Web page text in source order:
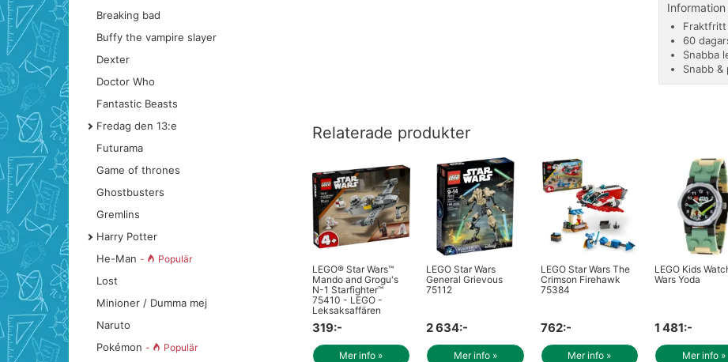
Breaking bad
Buffy the vampire slayer
Dexter
Doctor Who
Fantastic Beasts
Fredag den 13:e
Futurama
Game of thrones
Ghostbusters
Gremlins
Harry Potter
He-Man - Populär
Lost
Minioner / Dumma mej
Naruto
Pokémon - Populär
60
Snabba
Snabb &
Relaterade produkter
LEGO® Star Wars™
Mando and Grogu's
N-1 Starfighter™
75410 - LEGO -
Leksaksaffären
319:-
Mer info »
LEGO Star Wars
General Grievous
75112
2 634:-
Mer info »
LEGO Star Wars The
Crimson Firehawk
75384
762:-
Mer info »
LEGO Kids
Wars Yoda
1 481:-
Mer info »